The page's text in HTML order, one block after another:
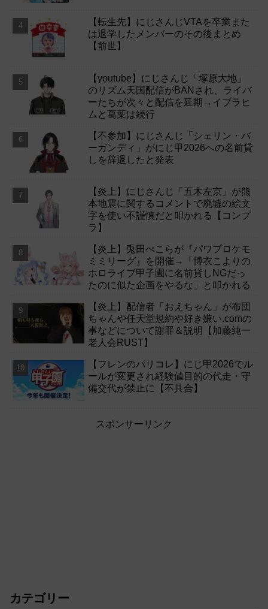
【転生先】にじさんじVTAを卒業また
は退学したメンバーのその後まとめ
【前世】
【youtube】にじさんじ「塚原大地」
のリズム天国配信がBANされ、ライバ
ーたちが次々と配信を延期→イブラヒ
ムと葛葉は続行
【不参加】にじさんじ「シェリン・バ
ーガンディ」がにじ甲2026への名前貸
しを辞退したと発表
【炎上】にじさんじ「五木左京」が熊
本地震に関するコメントで廃墟の絵文
字を使い不謹慎だと叩かれる【コンプ
ラ】
【炎上】兎田ぺこらが『パワプロケモ
ミミリーグ』を開催→「博衣こよりの
ホロライブ甲子園に名前貸しNGだっ
たのに似た企画をやるな」と叩かれる
【炎上】配信者「おえちゃん」が布団
ちゃんや任天堂規約や好き嫌い.comの
事などについて謝罪＆説明【加藤純一
老人会RUST】
【フレンのパリコレ】にじ甲2026でル
ールが変更され経験値目的の代走・守
備交代が禁止に【不具合】
スポンサーリンク
カテゴリー